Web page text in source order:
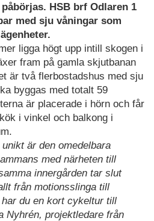
HSB brf Odlaren 1
med sju våningar som
ligga högt upp intill skogen i
fram på gamla skjutbanan
är två flerbostadshus med sju
byggas med totalt 59
är placerade i hörn och får
i vinkel och balkong i
är den omedelbara
med närheten till
innergården tar slut
från motionsslinga till
du en kort cykeltur till
Nyhrén, projektledare från